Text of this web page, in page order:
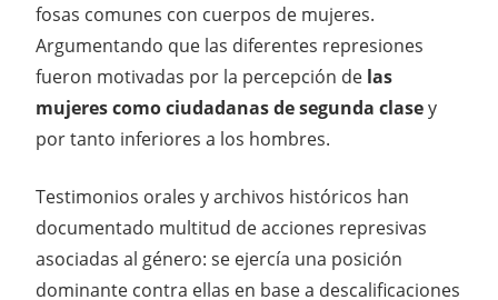
fosas comunes con cuerpos de mujeres.
Argumentando que las diferentes represiones
fueron motivadas por la percepción de las
mujeres como ciudadanas de segunda clasey
por tanto inferiores a los hombres.
Testimonios orales y archivos históricos han
documentado multitud de acciones represivas
asociadas al género: se ejercía una posición
dominante contra ellas en base a descalificaciones